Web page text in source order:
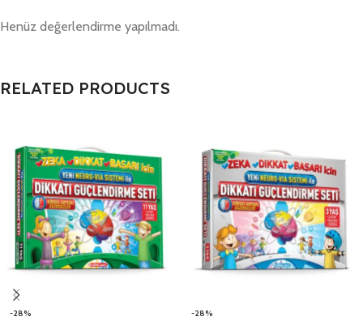
Henüz değerlendirme yapılmadı.
RELATED PRODUCTS
-28% -28%